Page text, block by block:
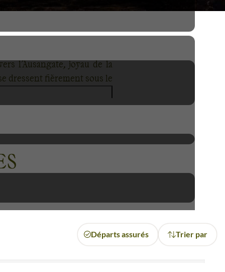
l'Ausangate, joyau de la
dressent fièrement sous le
avec ses lacs d'altitude
est une invitation à se
En chemin vers le lac
culturelle profonde.
cœur d'une des régions les
Départs assurés Trier par